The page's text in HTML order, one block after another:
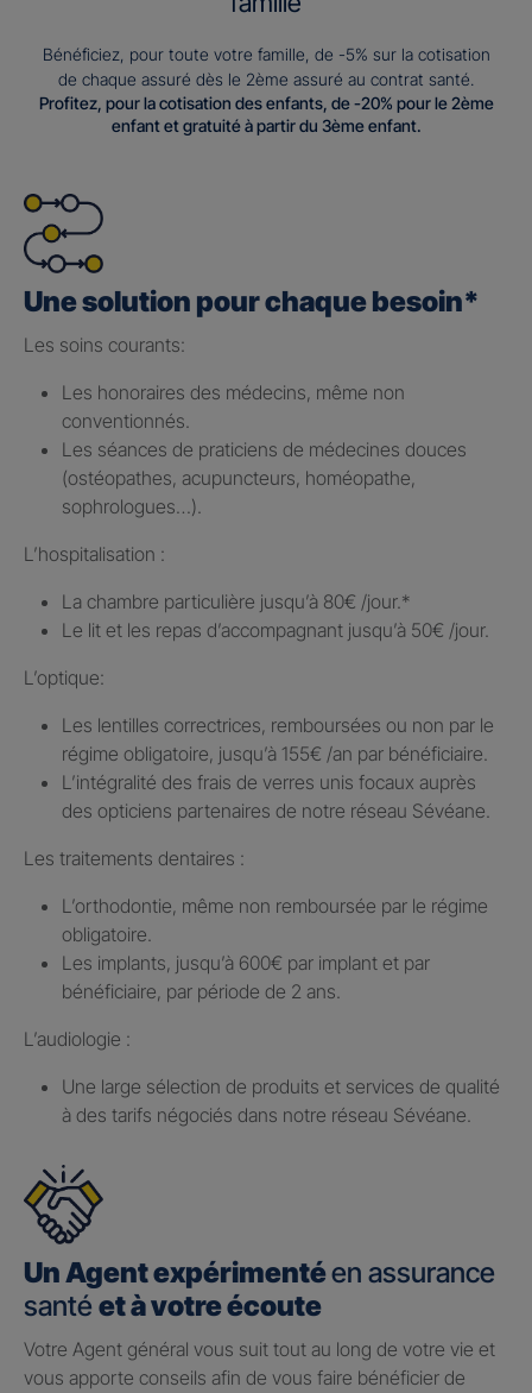
Bénéficiez, pour toute votre famille, de -5% sur la cotisation
de chaque assuré dès le 2ème assuré au contrat santé.
Profitez, pour la cotisation des enfants, de -20% pour le 2ème
enfant et gratuité à partir du 3ème enfant.
Une solution pour chaque besoin*
Les soins courants: ​
Les honoraires des médecins, même non
conventionnés.​
Les séances de praticiens de médecines douces
(ostéopathes, acupuncteurs, homéopathe,
sophrologues…).​
L’hospitalisation : ​
La chambre particulière jusqu’à 80€ /jour.​*
Le lit et les repas d’accompagnant jusqu’à 50€ /jour.​
L’optique:
Les lentilles correctrices, remboursées ou non par le
régime obligatoire, jusqu’à 155€ /an par bénéficiaire.​
L’intégralité des frais de verres unis focaux auprès
des opticiens partenaires de notre réseau Sévéane.​
Les traitements dentaires : ​
L’orthodontie, même non remboursée par le régime
obligatoire.​
Les implants, jusqu’à 600€ par implant et par
bénéficiaire, par période de 2 ans.
L’audiologie :
Une large sélection de produits et services de qualité
à des tarifs négociés dans notre réseau Sévéane.
Un Agent expérimentéen assurance
santé et à votre écoute
Votre Agent général vous suit tout au long de votre vie et
vous apporte conseils afin de vous faire bénéficier de